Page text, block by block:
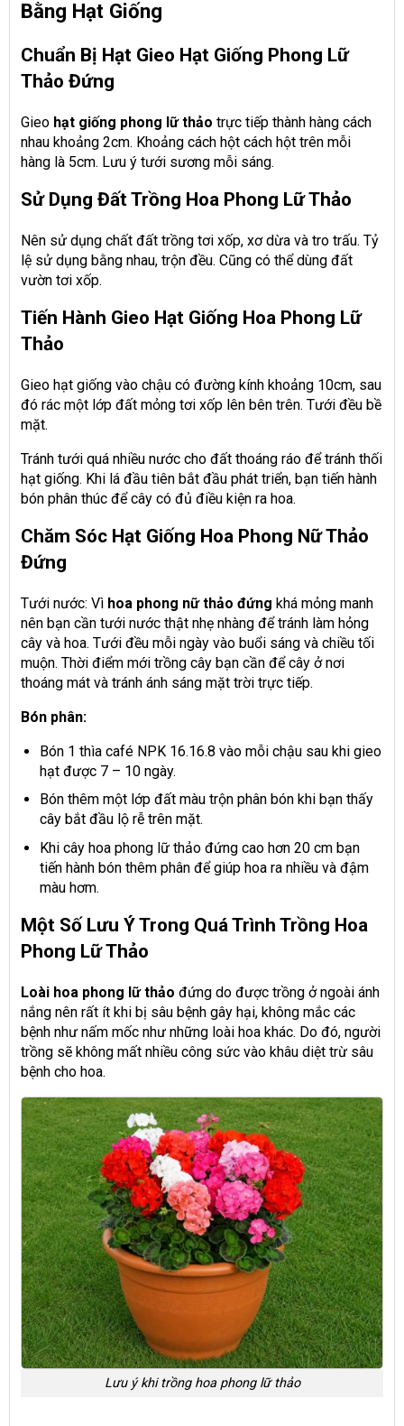
Bằng Hạt Giống
Chuẩn Bị Hạt Gieo Hạt Giống Phong Lữ
Thảo Đứng
Gieo hạt giống phong lữ thảo trực tiếp thành hàng cách
nhau khoảng 2cm. Khoảng cách hột cách hột trên mỗi
hàng là 5cm. Lưu ý tưới sương mỗi sáng.
Sử Dụng Đất Trồng Hoa Phong Lữ Thảo
Nên sử dụng chất đất trồng tơi xốp, xơ dừa và tro trấu. Tỷ
lệ sử dụng bằng nhau, trộn đều. Cũng có thể dùng đất
vườn tơi xốp.
Tiến Hành Gieo Hạt Giống Hoa Phong Lữ
Thảo
Gieo hạt giống vào chậu có đường kính khoảng 10cm, sau
đó rác một lớp đất mỏng tơi xốp lên bên trên. Tưới đều bề
mặt.
Tránh tưới quá nhiều nước cho đất thoáng ráo để tránh thối
hạt giống. Khi lá đầu tiên bắt đầu phát triển, bạn tiến hành
bón phân thúc để cây có đủ điều kiện ra hoa.
Chăm Sóc Hạt Giống Hoa Phong Nữ Thảo
Đứng
Tưới nước: Vì hoa phong nữ thảo đứng khá mỏng manh
nên bạn cần tưới nước thật nhẹ nhàng để tránh làm hỏng
cây và hoa. Tưới đều mỗi ngày vào buổi sáng và chiều tối
muộn. Thời điểm mới trồng cây bạn cần để cây ở nơi
thoáng mát và tránh ánh sáng mặt trời trực tiếp.
Bón phân:
Bón 1 thìa café NPK 16.16.8 vào mỗi chậu sau khi gieo
hạt được 7 – 10 ngày.
Bón thêm một lớp đất màu trộn phân bón khi bạn thấy
cây bắt đầu lộ rễ trên mặt.
Khi cây hoa phong lữ thảo đứng cao hơn 20 cm bạn
tiến hành bón thêm phân để giúp hoa ra nhiều và đậm
màu hơm.
Một Số Lưu Ý Trong Quá Trình Trồng Hoa
Phong Lữ Thảo
Loài hoa phong lữ thảo đứng do được trồng ở ngoài ánh
nắng nên rất ít khi bị sâu bệnh gây hại, không mắc các
bệnh như nấm mốc như những loài hoa khác. Do đó, người
trồng sẽ không mất nhiều công sức vào khâu diệt trừ sâu
bệnh cho hoa.
Lưu ý khi trồng hoa phong lữ thảo